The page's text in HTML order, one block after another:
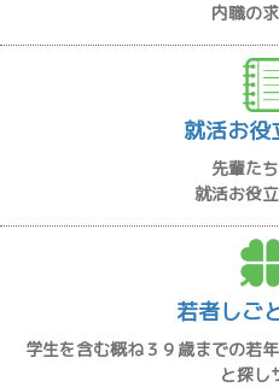
内職の
就活お役
先輩た
就活お役
若者しご
学生を含む概ね３９歳までの若
と探し